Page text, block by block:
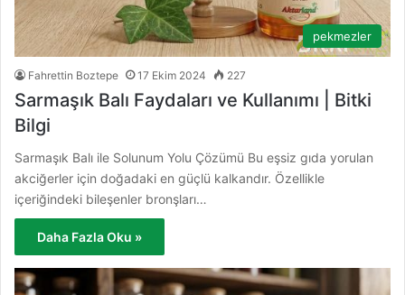
pekmezler
Fahrettin Boztepe 17 Ekim 2024 227
Sarmaşık Balı Faydaları ve Kullanımı | Bitki
Bilgi
Sarmaşık Balı ile Solunum Yolu Çözümü Bu eşsiz gıda yorulan
akciğerler için doğadaki en güçlü kalkandır. Özellikle
içeriğindeki bileşenler bronşları…
Daha Fazla Oku »